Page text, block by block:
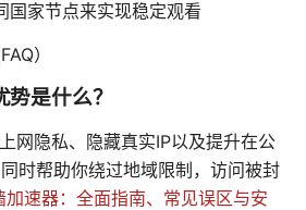
国家节点来实现稳定观看
）
是什么？
网隐私、隐藏真实IP以及提升在公
时帮助你绕过地域限制，访问被封
加速器：全面指南、常见误区与安